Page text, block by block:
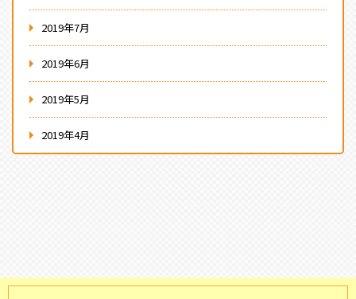
2019年7月
2019年6月
2019年5月
2019年4月